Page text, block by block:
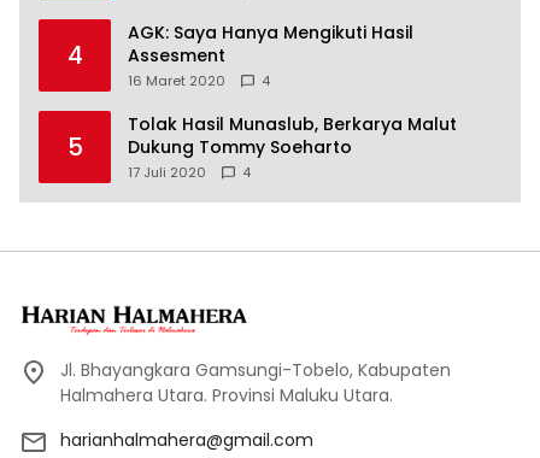
4
AGK: Saya Hanya Mengikuti Hasil
Assesment
16 Maret 2020 4
5
Tolak Hasil Munaslub, Berkarya Malut
Dukung Tommy Soeharto
17 Juli 2020 4
Jl. Bhayangkara Gamsungi-Tobelo, Kabupaten
Halmahera Utara. Provinsi Maluku Utara.
harianhalmahera@gmail.com